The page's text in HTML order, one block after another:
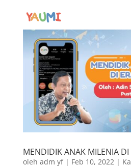
MENDIDIK ANAK MILENIA DI
oleh adm yf| Feb 10, 2022 |